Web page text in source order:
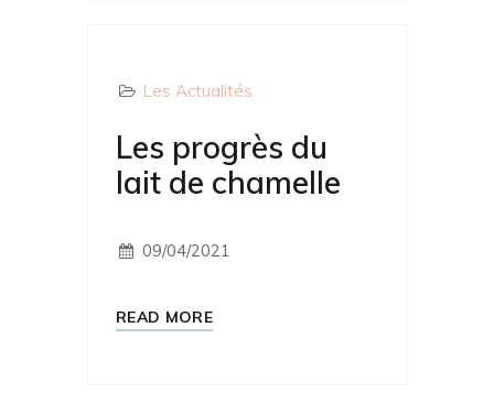
Les Actualités
Les progrès du
lait de chamelle
09/04/2021
READ MORE